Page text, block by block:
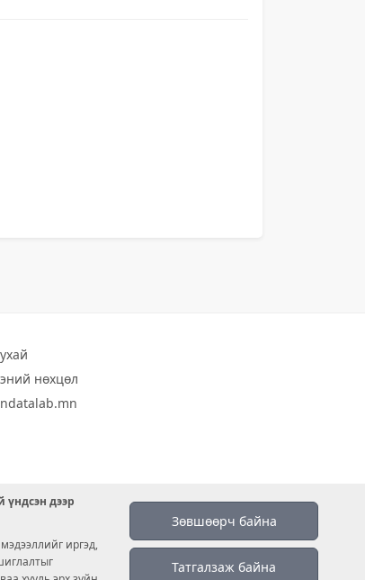
нөхцөл
Зөвшөөрч байна
Татгалзаж байна
үндсэн дээр
иргэд,